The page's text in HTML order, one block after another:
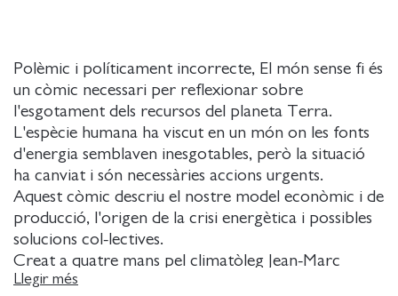
Polèmic i políticament incorrecte, El món sense fi és
un còmic necessari per reflexionar sobre
l'esgotament dels recursos del planeta Terra.
L'espècie humana ha viscut en un món on les fonts
d'energia semblaven inesgotables, però la situació
ha canviat i són necessàries accions urgents.
Aquest còmic descriu el nostre model econòmic i de
producció, l'origen de la crisi energètica i possibles
solucions col-lectives.
Creat a quatre mans pel climatòleg Jean-Marc
Jancovici i el dibuixant Christophe Blain, ambdós
Llegir més